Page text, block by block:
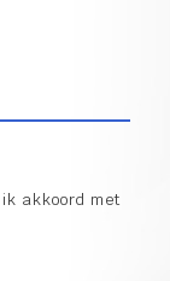
akkoord met